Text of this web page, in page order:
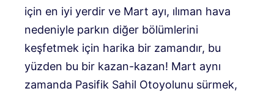
için en iyi yerdir ve Mart ayı, ılıman hava
nedeniyle parkın diğer bölümlerini
keşfetmek için harika bir zamandır, bu
yüzden bu bir kazan-kazan! Mart aynı
zamanda Pasifik Sahil Otoyolunu sürmek,